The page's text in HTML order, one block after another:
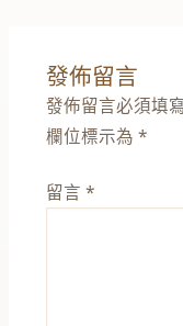
發佈留言
發佈留言必須填
欄位標示為 *
留言 *